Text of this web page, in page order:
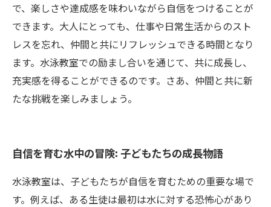
で、楽しさや達成感を味わいながら自信をつけることが
できます。大人にとっても、仕事や日常生活からのスト
レスを忘れ、仲間と共にリフレッシュできる時間となり
ます。水泳教室での励まし合いを通じて、共に成長し、
充実感を得ることができるのです。さあ、仲間と共に新
たな挑戦を楽しみましょう。
自信を育む水中の冒険: 子どもたちの成長物語
水泳教室は、子どもたちが自信を育むための重要な場で
す。例えば、ある生徒は最初は水に対する恐怖心があり